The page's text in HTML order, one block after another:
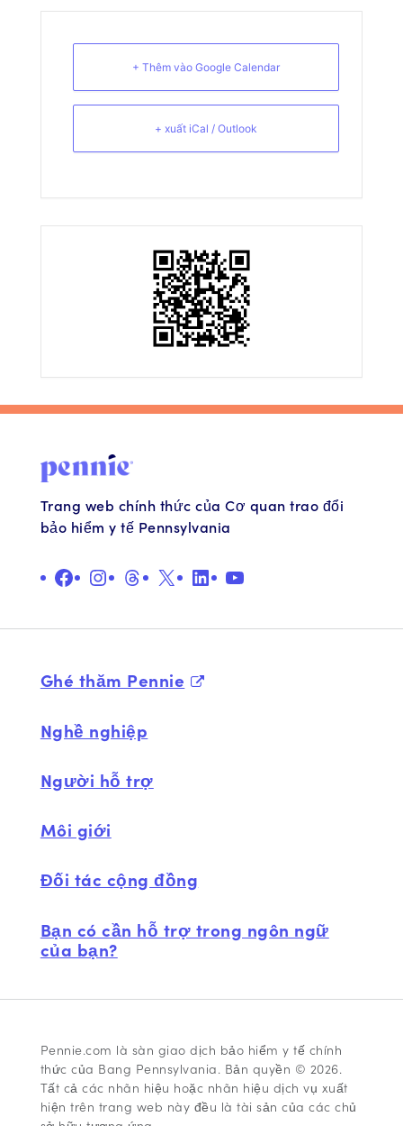
+ Thêm vào Google Calendar
+ xuất iCal / Outlook
Trang web chính thức của Cơ quan trao đổi
bảo hiểm y tế Pennsylvania
QUẢNG CÁO
Ảnh minh họa
Chủ đề
X Liên kếtYouTube
Ghé thăm Pennie
Nghề nghiệp
Người hỗ trợ
Môi giới
Đối tác cộng đồng
Bạn có cần hỗ trợ trong ngôn ngữ
của bạn?
Pennie.com là sàn giao dịch bảo hiểm y tế chính
thức của Bang Pennsylvania. Bản quyền © 2026.
Tất cả các nhãn hiệu hoặc nhãn hiệu dịch vụ xuất
hiện trên trang web này đều là tài sản của các chủ